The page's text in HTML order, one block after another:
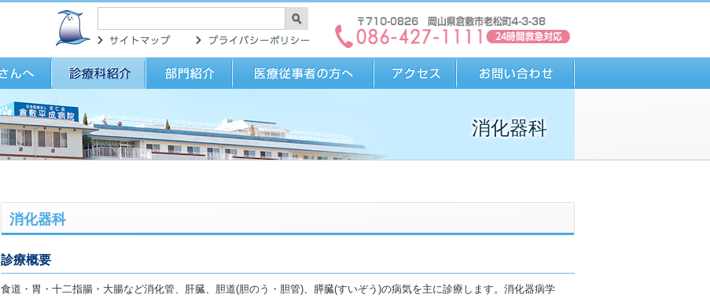
消化器科
消化器科
診療概要
食道・胃・十二指腸・大腸など消化管、肝臓、胆道(胆のう・胆管)、膵臓(すいぞう)の病気を主に診療します。消化器病学